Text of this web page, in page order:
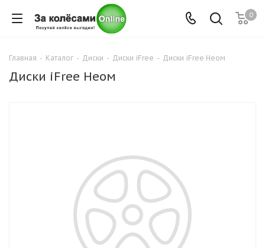
0
Главная - Каталог - Диски - Диски iFree - Диски iFree Неом
Диски iFree Неом